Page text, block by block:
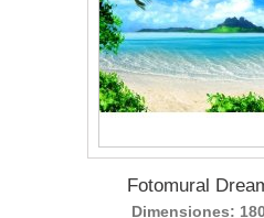
Fotomural
Dimensiones: